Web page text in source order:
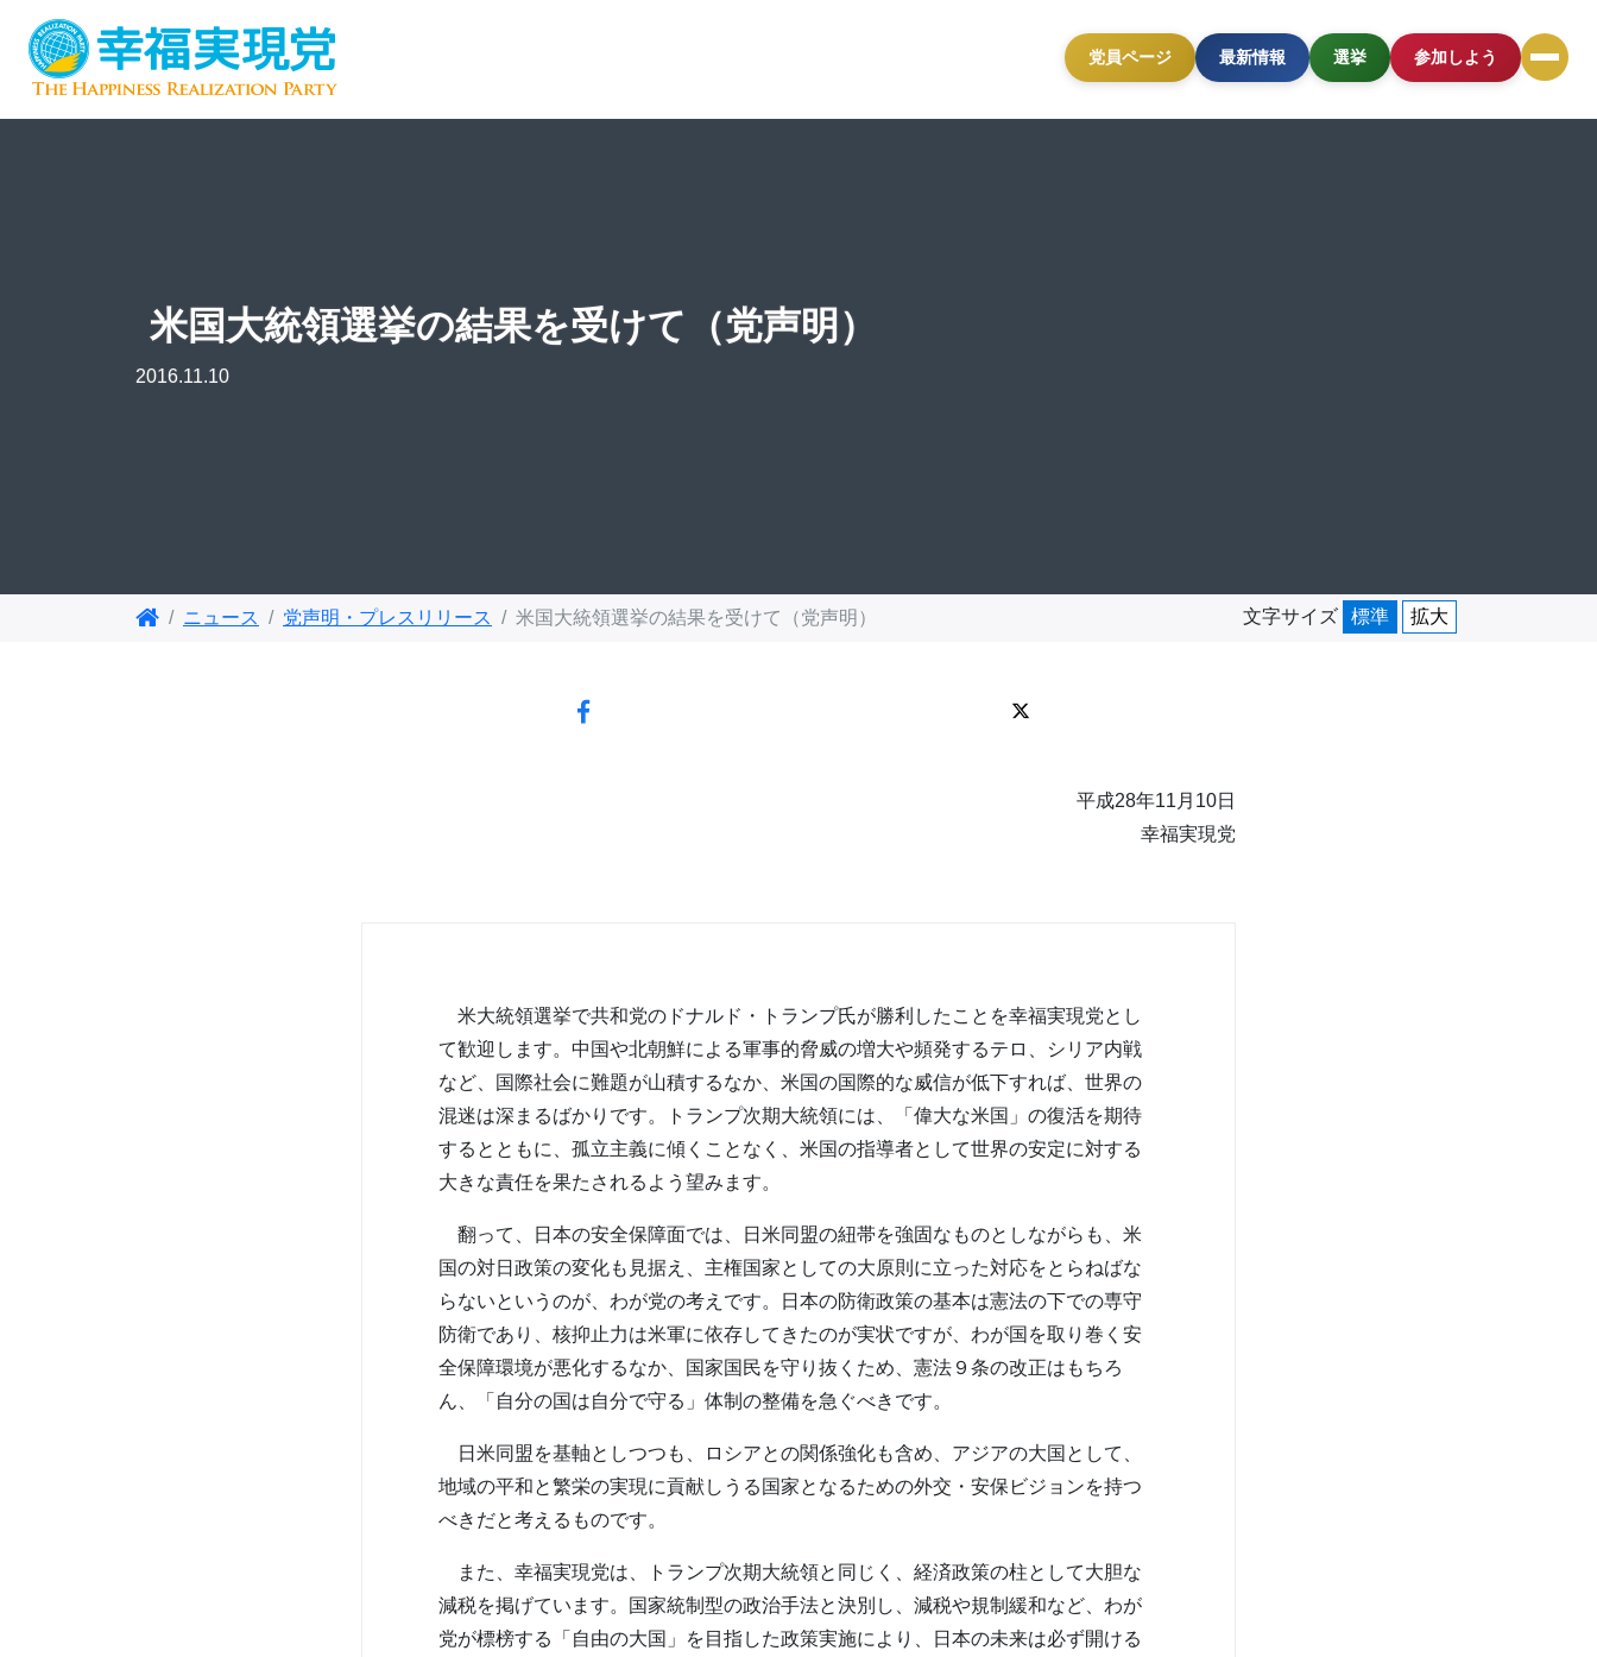
党員ページ 最新情報 選挙 参加しよう
米国大統領選挙の結果を受けて（党声明）
2016.11.10
ニュース 党声明・プレスリリース 米国大統領選挙の結果を受けて（党声明） 文字サイズ 標準 拡大
平成28年11月10日
幸福実現党
米大統領選挙で共和党のドナルド・トランプ氏が勝利したことを幸福実現党とし
て歓迎します。中国や北朝鮮による軍事的脅威の増大や頻発するテロ、シリア内戦
など、国際社会に難題が山積するなか、米国の国際的な威信が低下すれば、世界の
混迷は深まるばかりです。トランプ次期大統領には、「偉大な米国」の復活を期待
するとともに、孤立主義に傾くことなく、米国の指導者として世界の安定に対する
大きな責任を果たされるよう望みます。
翻って、日本の安全保障面では、日米同盟の紐帯を強固なものとしながらも、米
国の対日政策の変化も見据え、主権国家としての大原則に立った対応をとらねばな
らないというのが、わが党の考えです。日本の防衛政策の基本は憲法の下での専守
防衛であり、核抑止力は米軍に依存してきたのが実状ですが、わが国を取り巻く安
全保障環境が悪化するなか、国家国民を守り抜くため、憲法９条の改正はもちろ
ん、「自分の国は自分で守る」体制の整備を急ぐべきです。
日米同盟を基軸としつつも、ロシアとの関係強化も含め、アジアの大国として、
地域の平和と繁栄の実現に貢献しうる国家となるための外交・安保ビジョンを持つ
べきだと考えるものです。
また、幸福実現党は、トランプ次期大統領と同じく、経済政策の柱として大胆な
減税を掲げています。国家統制型の政治手法と決別し、減税や規制緩和など、わが
党が標榜する「自由の大国」を目指した政策実施により、日本の未来は必ず開ける